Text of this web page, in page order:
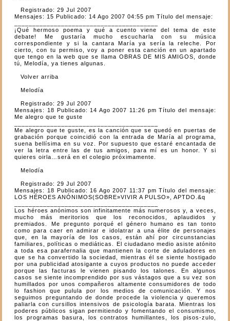
Registrado: 29 Jul 2007
Mensajes: 15 Publicado: 14 Ago 2007 04:55 pm Título del mensaje:
¡Qué hermoso poema y qué a cuento viene del tema de este
debate! Me gustaría mucho escucharla con su música
correspondiente y si la cantara María ya sería la releche. Por
cierto, con tu permiso, voy a poner esta canción en un apartado
que tengo en la web que se llama OBRAS DE MIS AMIGOS, donde
tú, Melodía, ya tienes algunas.
Volver arriba
Melodía
Registrado: 29 Jul 2007
Mensajes: 18 Publicado: 14 Ago 2007 11:26 pm Título del mensaje:
Me alegro que te guste
Me alegro que te guste, es la canción que se quedó en puertas de
grabación porque coincidió con la entrada de María al programa,
suena bellísima en su voz. Por supuesto que estaré encantada de
ver la letra entre las de tus amigos, para mí es un honor. Y si
quieres oirla…será en el colegio próximamente.
Melodía
Registrado: 29 Jul 2007
Mensajes: 18 Publicado: 16 Ago 2007 11:37 pm Título del mensaje:
LOS HÉROES ANÓNIMOS(SOBRE»VIVIR A PULSO», APTDO.&q
Los héroes anónimos son infinitamente más numerosos y, a veces,
mucho más meritorios que los reconocidos, aplaudidos y
premiados. Me pregunto porqué el género humano es tan tonto
como para caer en admirar e idolatrar a una élite de personajes
que, en la mayoría de los casos, están ahí por circunstancias
familiares, políticas o mediáticas. El ciudadano medio asiste atónito
a toda esa parafernalia que mantienen la corte de aduladores en
que se ha convertido la sociedad, mientras él se siente hostigado
por una publicidad atosigante a cuyos productos no puede acceder
porque las facturas le vienen pisando los talones. En algunos
casos se siente incomprendido por sus vástagos que a su vez son
humillados por unos compañeros altamente consumidores de todo
lo fashion que pulula por los medios de comunicación. Y nos
seguimos preguntando de donde procede la violencia y queremos
paliarla con cursillos intensivos de psicología barata. Mientras los
poderes públicos sigan permitiendo y fomentando el consumismo,
los programas basura, los contratos humillantes, los pisos-zulo,